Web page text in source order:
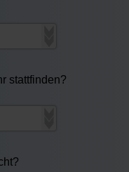
stattfinden?